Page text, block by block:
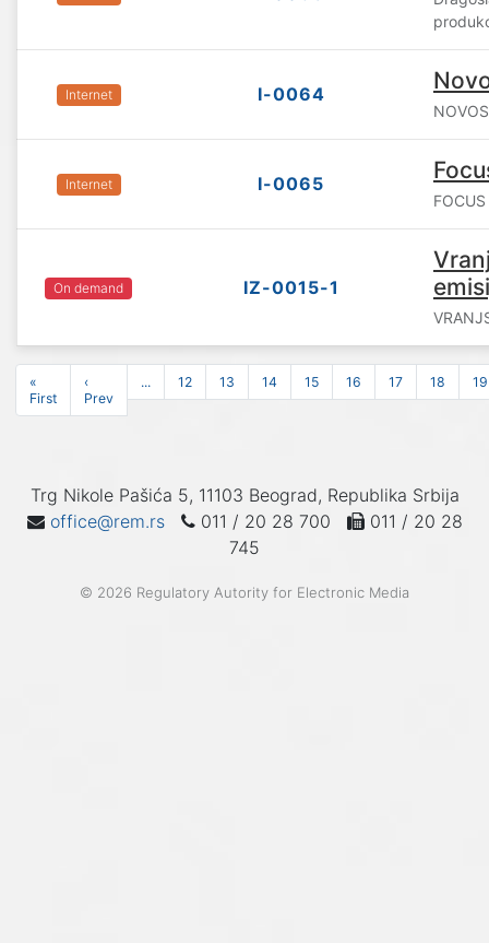
Internet I-0064
Internet I-0065
On demand IZ-0015-1
«
First
‹
Prev
... 12 13 14 15 16 17 18 19
Trg Nikole Pašića 5, 11103 Beograd, Republika Srbija
office@rem.rs
011 / 20 28 700
011 / 20 28
745
© 2026 Regulatory Autority for Electronic Media